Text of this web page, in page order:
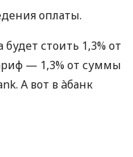
оплаты.
будет стоить 1,3% от
— 1,3% от суммы
А вот в àбанк